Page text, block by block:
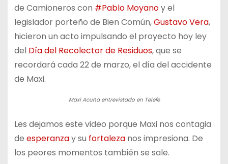
de Camioneros con #Pablo Moyanoy el
legislador porteño de Bien Común,Gustavo Vera,
hicieron un acto impulsando el proyecto hoy ley
del Día del Recolector de Residuos, que se
recordará cada 22 de marzo, el día del accidente
de Maxi.
Maxi Acuña entrevistado en Telefe
Les dejamos este video porque Maxi nos contagia
de esperanzay su fortalezanos impresiona. De
los peores momentos también se sale.